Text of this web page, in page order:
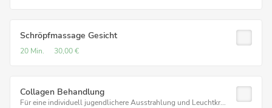
Schröpfmassage Gesicht
20 Min. 30,00 €
Collagen Behandlung
Für eine individuell jugendlichere Ausstrahlung und Leuchtkr...